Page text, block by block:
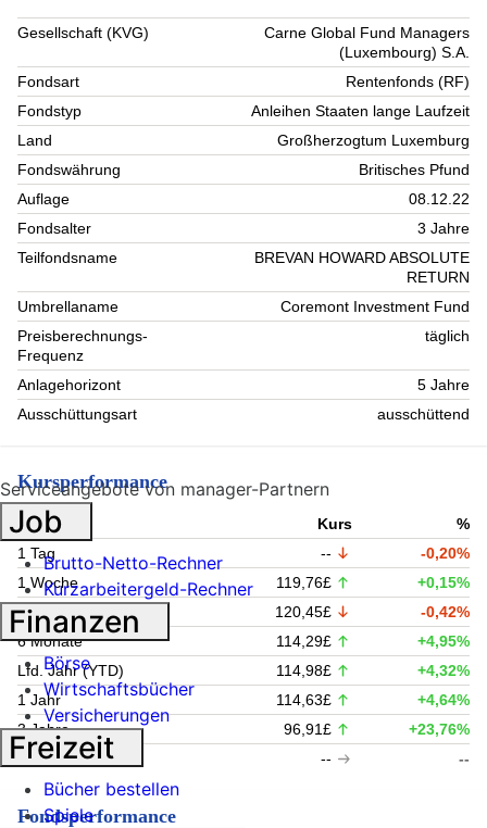
Gesellschaft (KVG)
Carne Global Fund Managers
(Luxembourg) S.A.
Fondsart
Rentenfonds (RF)
Fondstyp
Anleihen Staaten lange Laufzeit
Land
Großherzogtum Luxemburg
Fondswährung
Britisches Pfund
Auflage
08.12.22
Fondsalter
3 Jahre
Teilfondsname
BREVAN HOWARD ABSOLUTE
RETURN
Umbrellaname
Coremont Investment Fund
Preisberechnungs-
Frequenz
täglich
Anlagehorizont
5 Jahre
Ausschüttungsart
ausschüttend
Kursperformance
Zeitraum Kurs
%
1 Tag
--
-0,20%
1 Woche
119,76£
+0,15%
1 Monat
120,45£
-0,42%
6 Monate
114,29£
+4,95%
Lfd. Jahr (YTD)
114,98£
+4,32%
1 Jahr
114,63£
+4,64%
3 Jahre
96,91£
+23,76%
5 Jahre
-- --
Fondsperformance
Serviceangebote von manager-Partnern
Job
Brutto-Netto-Rechner
Kurzarbeitergeld-Rechner
Finanzen
Börse
Wirtschaftsbücher
Versicherungen
Freizeit
Bücher bestellen
Spiele